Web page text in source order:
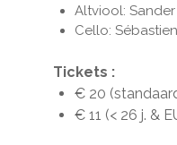
Altviool:
Cello:
Tickets :
€ 20
€ 11 (< 26 j. &